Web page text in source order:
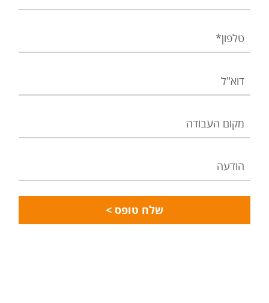
טלפון
דוא"ל
הודעה